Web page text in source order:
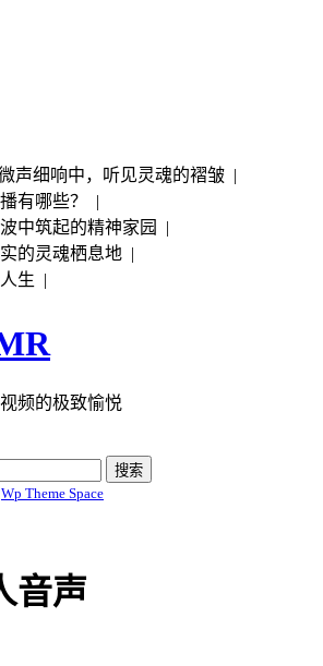
声细响中，听见灵魂的褶皱 |
有哪些？ |
中筑起的精神家园 |
的灵魂栖息地 |
生 |
频的极致愉悦
Wp Theme Space
音声